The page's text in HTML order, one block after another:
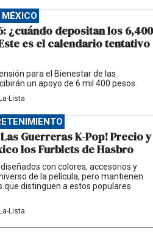
MÉXICO
¿cuándo depositan los 6,400
es el calendario tentativo
para el Bienestar de las
un apoyo de 6 mil 400 pesos.
Lista
Guerreras K-Pop! Precio y
los Furblets de Hasbro
con colores, accesorios y
de la película, pero mantienen
distinguen a estos populares
Lista